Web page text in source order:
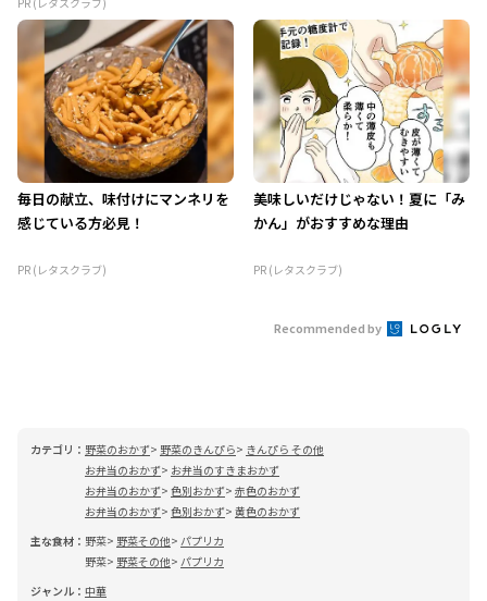
毎日の献立、味付けにマンネリを
感じている方必見！
PR (レタスクラブ)
美味しいだけじゃない！夏に「み
かん」がおすすめな理由
PR (レタスクラブ)
Recommended by
カテゴリ： 野菜のおかず 野菜のきんぴら
きんぴら その他
お弁当のおかず
お弁当のすきまおかず
お弁当のおかず 色別おかず 赤色のおかず
お弁当のおかず 色別おかず 黄色のおかず
主な食材： 野菜 野菜その他 パプリカ
野菜
野菜その他 パプリカ
ジャンル： 中華